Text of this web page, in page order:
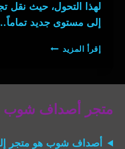
لهذا التحول، حيث نقل
إلى مستوى جديد
إقرأ المزيد المعسل
متجر أصداف شوب
أصداف شوب هو متجر